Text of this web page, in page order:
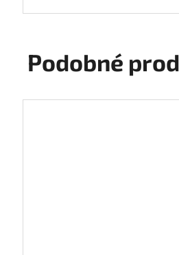
Podobné